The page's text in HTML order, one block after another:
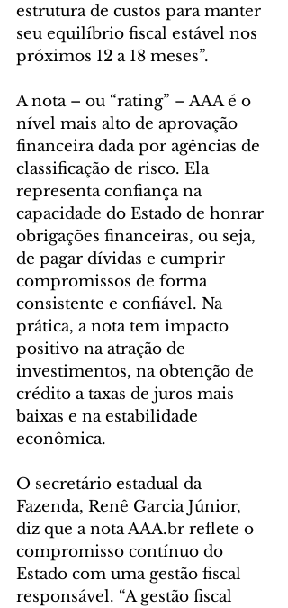
estrutura de custos para manter
seu equilíbrio fiscal estável nos
próximos 12 a 18 meses”.
A nota – ou “rating” – AAA é o
nível mais alto de aprovação
financeira dada por agências de
classificação de risco. Ela
representa confiança na
capacidade do Estado de honrar
obrigações financeiras, ou seja,
de pagar dívidas e cumprir
compromissos de forma
consistente e confiável. Na
prática, a nota tem impacto
positivo na atração de
investimentos, na obtenção de
crédito a taxas de juros mais
baixas e na estabilidade
econômica.
O secretário estadual da
Fazenda, Renê Garcia Júnior,
diz que a nota AAA.br reflete o
compromisso contínuo do
Estado com uma gestão fiscal
responsável. “A gestão fiscal